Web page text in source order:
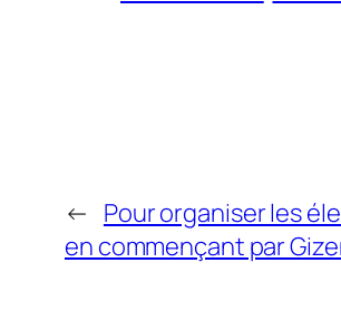
← Pour organiser les
en commençant par